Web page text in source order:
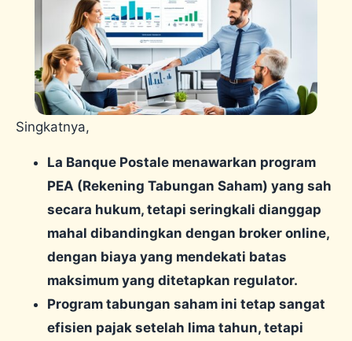
Singkatnya,
La Banque Postale menawarkan program
PEA (Rekening Tabungan Saham) yang sah
secara hukum, tetapi seringkali dianggap
mahal dibandingkan dengan broker online,
dengan biaya yang mendekati batas
maksimum yang ditetapkan regulator.
Program tabungan saham ini tetap sangat
efisien pajak setelah lima tahun, tetapi